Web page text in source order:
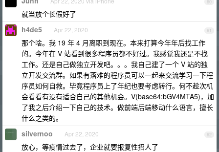
60
就当放个长假好了
61
h4de5 Apr 22, 2020
那个啥。我 19 年 4 月离职到现在。本来打算今年年后找工作
的。今年在 V 站看到很多程序员都不好过。我感觉我还是不找
工作。还是自己做独立开发吧。。。我自己建了一个 V 站的独
立开发交流群。如果有落难的程序员可以一起来交流学习一下程
序员如何自救。毕竟程序员上了年纪也要考虑转行。何不趁次机
会看看有没有适合自己的其他机会。V(base64:bGV4MTA5)，加
了我之后介绍一下自己的技术。做前端后端移动什么语言，擅长
什么之类的。
62
silvernoo Apr 22, 2020
放心，等疫情过去了，企业就要报复性招人了